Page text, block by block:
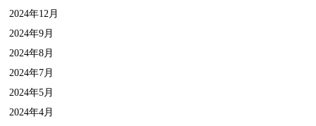
2024年12月
2024年9月
2024年8月
2024年7月
2024年5月
2024年4月